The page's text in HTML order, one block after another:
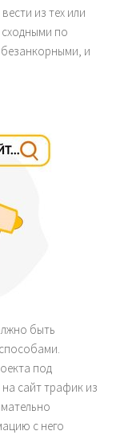
из тех или
по
и
быть
под
сайт трафик из
с него